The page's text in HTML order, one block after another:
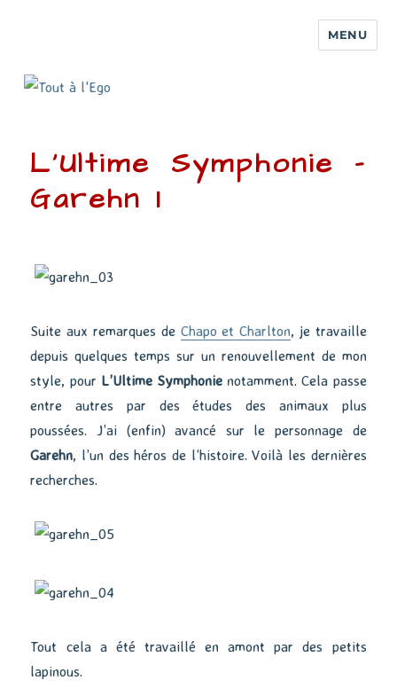
MENU
L’Ultime Symphonie –
Garehn 1
Suite aux remarques de Chapo et Charlton, je travaille
depuis quelques temps sur un renouvellement de mon
style, pour L’Ultime Symphonie notamment. Cela passe
entre autres par des études des animaux plus
poussées. J’ai (enfin) avancé sur le personnage de
Garehn, l’un des héros de l’histoire. Voilà les dernières
recherches.
Tout cela a été travaillé en amont par des petits
lapinous.